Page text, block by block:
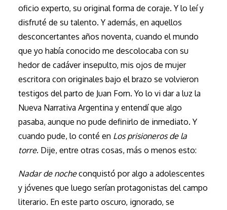
oficio experto, su original forma de coraje. Y lo leí y
disfruté de su talento. Y además, en aquellos
desconcertantes años noventa, cuando el mundo
que yo había conocido me descolocaba con su
hedor de cadáver insepulto, mis ojos de mujer
escritora con originales bajo el brazo se volvieron
testigos del parto de Juan Forn. Yo lo vi dar a luz la
Nueva Narrativa Argentina y entendí que algo
pasaba, aunque no pude definirlo de inmediato. Y
cuando pude, lo conté en Los prisioneros de la
torre. Dije, entre otras cosas, más o menos esto:
Nadar de nocheconquistó por algo a adolescentes
y jóvenes que luego serían protagonistas del campo
literario. En este parto oscuro, ignorado, se